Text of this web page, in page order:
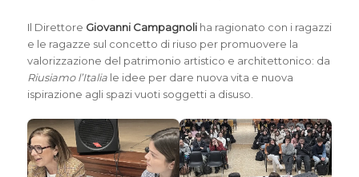
Il Direttore Giovanni Campagnoli ha ragionato con i ragazzi
e le ragazze sul concetto di riuso per promuovere la
valorizzazione del patrimonio artistico e architettonico: da
Riusiamo l’Italiale idee per dare nuova vita e nuova
ispirazione agli spazi vuoti soggetti a disuso.